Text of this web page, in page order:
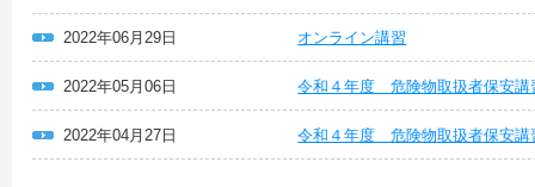
2022年06月29日 オンライン講習
2022年05月06日 令和４年度 危険物取扱者保安
2022年04月27日 令和４年度 危険物取扱者保安講